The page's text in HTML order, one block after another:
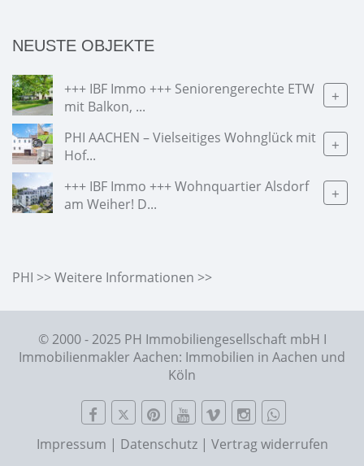
NEUSTE OBJEKTE
+++ IBF Immo +++ Seniorengerechte ETW
mit Balkon, ...
+
PHI AACHEN – Vielseitiges Wohnglück mit
Hof...
+
+++ IBF Immo +++ Wohnquartier Alsdorf
am Weiher! D...
+
PHI >> Weitere Informationen >>
© 2000 - 2025 PH Immobiliengesellschaft mbH I
Immobilienmakler Aachen: Immobilien in Aachen und
Köln
Impressum | Datenschutz| Vertrag widerrufen